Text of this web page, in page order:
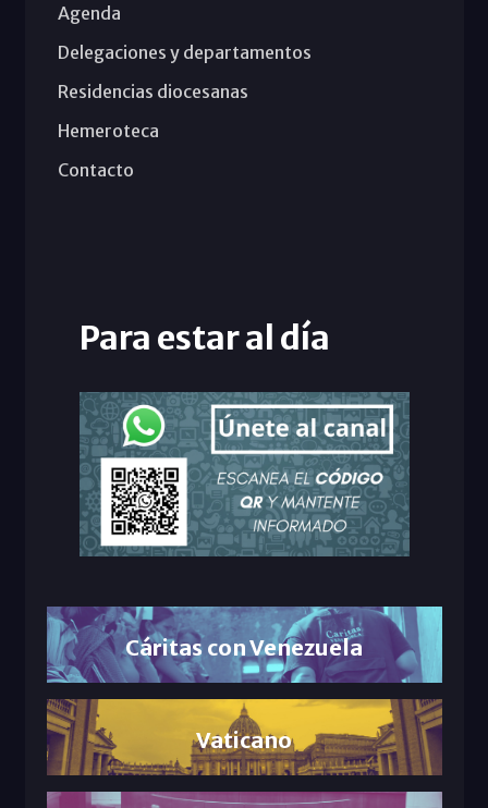
Agenda
Delegaciones y departamentos
Residencias diocesanas
Hemeroteca
Contacto
Para estar al día
Cáritas con Venezuela
Vaticano